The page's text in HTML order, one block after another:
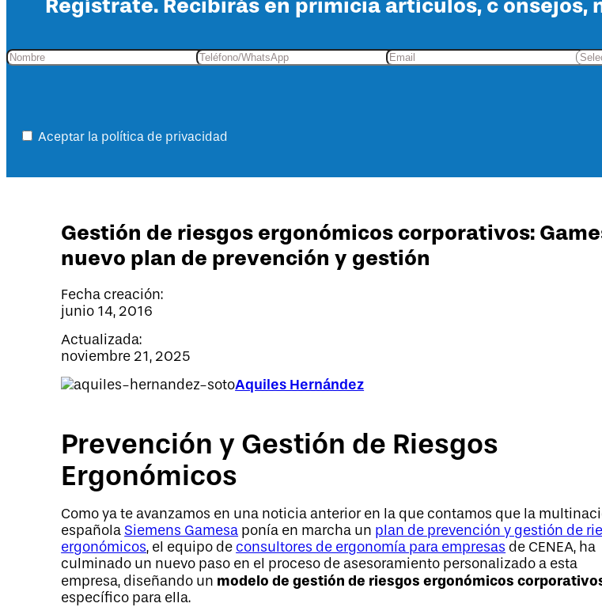
Regístrate. Recibirás en primicia artículos, c onsejos,
Aceptar la política de privacidad
Gestión de riesgos ergonómicos corporativos:
nuevo plan de prevención y gestión
Fecha creación:
junio 14, 2016
Actualizada:
noviembre 21, 2025
Aquiles Hernández
Prevención y Gestión de Riesgos
Ergonómicos
Como ya te avanzamos en una noticia anterior en la que contamos que la
españolaSiemens Gamesa ponía en marcha un plan de prevención y gestión de
ergonómicos, el equipo de consultores de ergonomía para empresas de CENEA, ha
culminado un nuevo paso en el proceso de asesoramiento personalizado a esta
empresa, diseñando un modelo de gestión de riesgos ergonómicos
específico para ella.